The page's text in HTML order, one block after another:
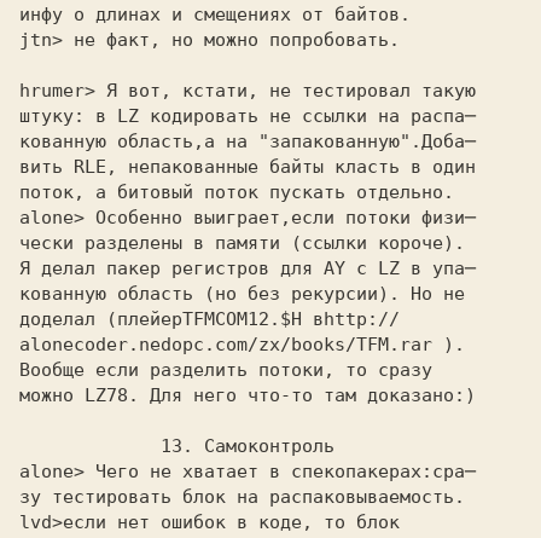
инфу о длинах и смещениях от байтов.
jtn> не факт, но можно попробовать.
hrumer> Я вот, кстати, не тестировал такую
штуку: в LZ кодировать не ссылки на распа─
кованную область,а на "запакованную".Доба─
вить RLE, непакованные байты класть в один
поток, а битовый поток пускать отдельно.
alone> Особенно выиграет,если потоки физи─
чески разделены в памяти (ссылки короче).
Я делал пакер регистров для AY с LZ в упа─
кованную область (но без рекурсии). Но не
доделал (плейерTFMCOM12.$H в
alonecoder.nedopc.com/zx/books/TFM.rar ).
Вообще если разделить потоки, то сразу
можно LZ78. Для него что-то там доказано:)
alone> Чего не хватает в спекопакерах:сра─
зу тестировать блок на распаковываемость.
lvd>